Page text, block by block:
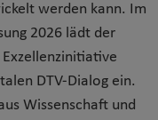
werden kann. Im
2026 lädt der
DTV-Dialog ein.
Wissenschaft und